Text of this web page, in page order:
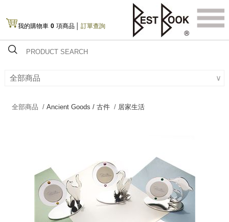
我的購物車 0 項商品 訂單查詢
全部商品 ∨
全部商品 / Ancient Goods / 古件/ 居家生活